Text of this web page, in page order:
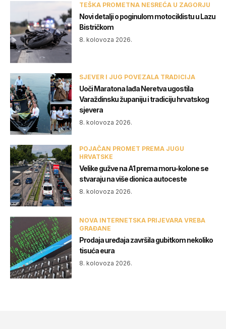
TEŠKA PROMETNA NESREĆA U ZAGORJU
Novi detalji o poginulom motociklistu u Lazu
Bistričkom
8. kolovoza 2026.
SJEVER I JUG POVEZALA TRADICIJA
Uoči Maratona lađa Neretva ugostila
Varaždinsku županiju i tradiciju hrvatskog
sjevera
8. kolovoza 2026.
POJAČAN PROMET PREMA JUGU
HRVATSKE
Velike gužve na A1 prema moru-kolone se
stvaraju na više dionica autoceste
8. kolovoza 2026.
NOVA INTERNETSKA PRIJEVARA VREBA
GRAĐANE
Prodaja uređaja završila gubitkom nekoliko
tisuća eura
8. kolovoza 2026.